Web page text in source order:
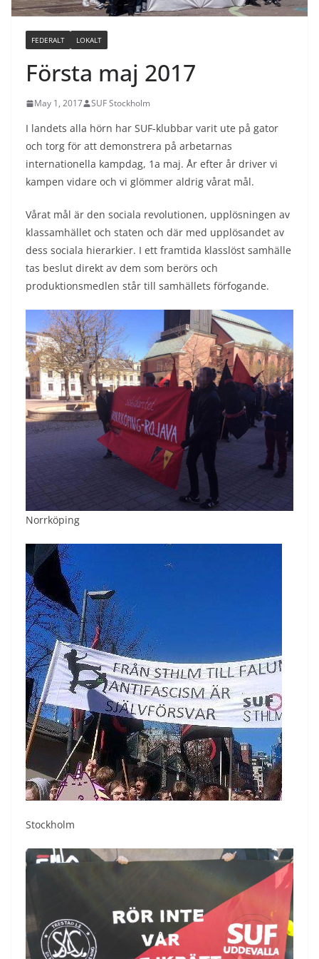
FEDERALT LOKALT
Första maj 2017
May 1, 2017 SUF Stockholm
I landets alla hörn har SUF-klubbar varit ute på gator
och torg för att demonstrera på arbetarnas
internationella kampdag, 1a maj. År efter år driver vi
kampen vidare och vi glömmer aldrig vårat mål.
Vårat mål är den sociala revolutionen, upplösningen av
klassamhället och staten och där med upplösandet av
dess sociala hierarkier. I ett framtida klasslöst samhälle
tas beslut direkt av dem som berörs och
produktionsmedlen står till samhällets förfogande.
Norrköping
Stockholm